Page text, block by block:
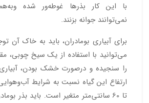
با این کار بذرها غوطه‌ور شده
نمی‌توانند جوانه بزنند.
برای آبیاری بومادران، باید به خاک آن
می‌توانید با استفاده از یک سیخ چوبی،
را سنجیده و درصورت خشک بودن،